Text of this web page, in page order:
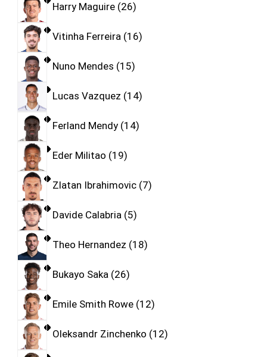
Harry Maguire 26
Vitinha Ferreira 16
Nuno Mendes 15
Lucas Vazquez 14
Ferland Mendy 14
Eder Militao 19
Zlatan Ibrahimovic 7
Davide Calabria 5
Theo Hernandez 18
Bukayo Saka 26
Emile Smith Rowe 12
Oleksandr Zinchenko 12